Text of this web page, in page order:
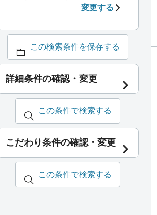
変更する
この検索条件を保存する
詳細条件の確認・変更
この条件で検索する
こだわり条件の確認・変更
この条件で検索する